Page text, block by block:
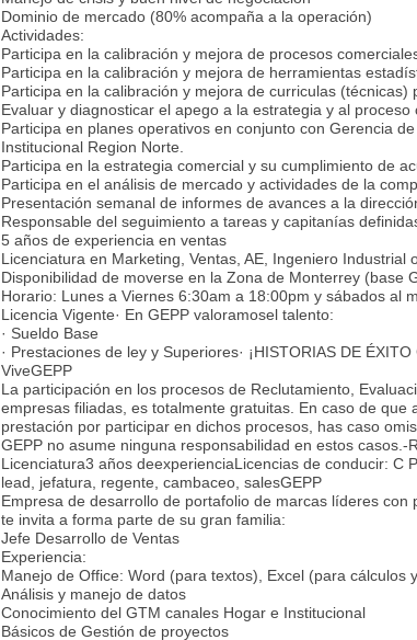
Dominio de mercado (80% acompaña a la operación)
Actividades:
Participa en la calibración y mejora de procesos
Participa en la calibración y mejora de herramientas
Participa en la calibración y mejora de curriculas (técnicas)
Evaluar y diagnosticar el apego a la estrategia y al
Participa en planes operativos en conjunto con Gerencia
Institucional Region Norte.
Participa en la estrategia comercial y su cumplimiento de
Participa en el análisis de mercado y actividades de la
Presentación semanal de informes de avances a la
Responsable del seguimiento a tareas y capitanías
5 años de experiencia en ventas
Licenciatura en Marketing, Ventas, AE, Ingeniero Industrial
Disponibilidad de moverse en la Zona de Monterrey (base
Horario: Lunes a Viernes 6:30am a 18:00pm y sábados al
Licencia Vigente· En GEPP valoramosel talento:
· Sueldo Base
· Prestaciones de ley y Superiores· ¡HISTORIAS DE
ViveGEPP
La participación en los procesos de Reclutamiento,
empresas filiadas, es totalmente gratuitas. En caso de
prestación por participar en dichos procesos, has caso
GEPP no asume ninguna responsabilidad en estos
Licenciatura3 años deexperienciaLicencias de conducir: C
lead, jefatura, regente, cambaceo, salesGEPP
Empresa de desarrollo de portafolio de marcas líderes
te invita a forma parte de su gran familia:
Jefe Desarrollo de Ventas
Experiencia:
Manejo de Office: Word (para textos), Excel (para cálculos
Análisis y manejo de datos
Conocimiento del GTM canales Hogar e Institucional
Básicos de Gestión de proyectos